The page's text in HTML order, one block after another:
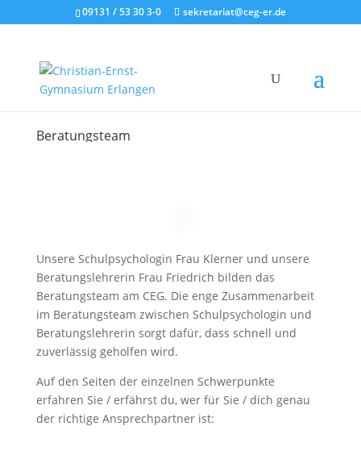
09131 / 53 30 3-0 sekretariat@ceg-er.de
Beratungsteam
Unsere Schulpsychologin Frau Klerner und unsere
Beratungslehrerin Frau Friedrich bilden das
Beratungsteam am CEG. Die enge Zusammenarbeit
im Beratungsteam zwischen Schulpsychologin und
Beratungslehrerin sorgt dafür, dass schnell und
zuverlässig geholfen wird.
Auf den Seiten der einzelnen Schwerpunkte
erfahren Sie / erfährst du, wer für Sie / dich genau
der richtige Ansprechpartner ist: